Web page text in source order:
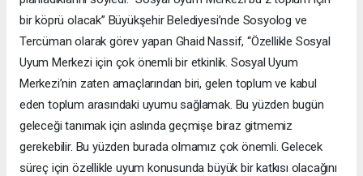
bir köprü olacak” Büyükşehir Belediyesi’nde Sosyolog ve
Tercüman olarak görev yapan Ghaid Nassif, “Özellikle Sosyal
Uyum Merkezi için çok önemli bir etkinlik. Sosyal Uyum
Merkezi’nin zaten amaçlarından biri, gelen toplum ve kabul
eden toplum arasındaki uyumu sağlamak. Bu yüzden bugün
geleceği tanımak için aslında geçmişe biraz gitmemiz
gerekebilir. Bu yüzden burada olmamız çok önemli. Gelecek
süreç için özellikle uyum konusunda büyük bir katkısı olacağını